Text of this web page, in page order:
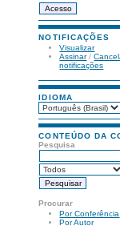
NOTIFICAÇÕES
Visualizar
Assinar/
notificações
IDIOMA
CONTEÚDO DA
Pesquisa
Procurar
Por Conferência
Por Autor